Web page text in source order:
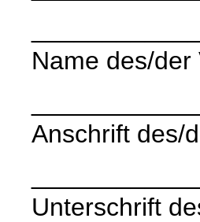
Name des/
Anschrift des/
Unterschrift